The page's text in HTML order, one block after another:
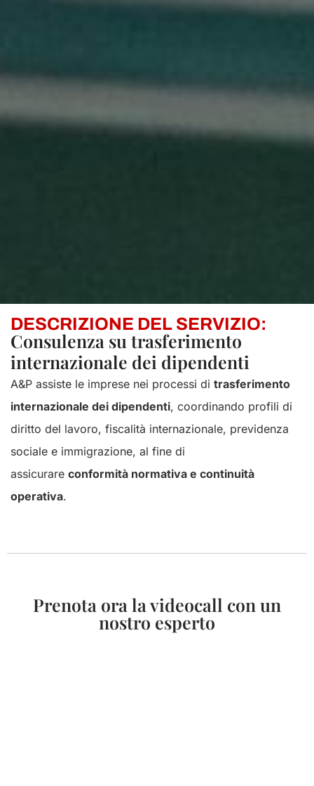
DESCRIZIONE DEL SERVIZIO:
Consulenza su trasferimento
internazionale dei dipendenti
A&P assiste le imprese nei processi di trasferimento
internazionale dei dipendenti, coordinando profili di
diritto del lavoro, fiscalità internazionale, previdenza
sociale e immigrazione, al fine di
assicurare conformità normativa e continuità
operativa.
Prenota ora la videocall con un
nostro esperto